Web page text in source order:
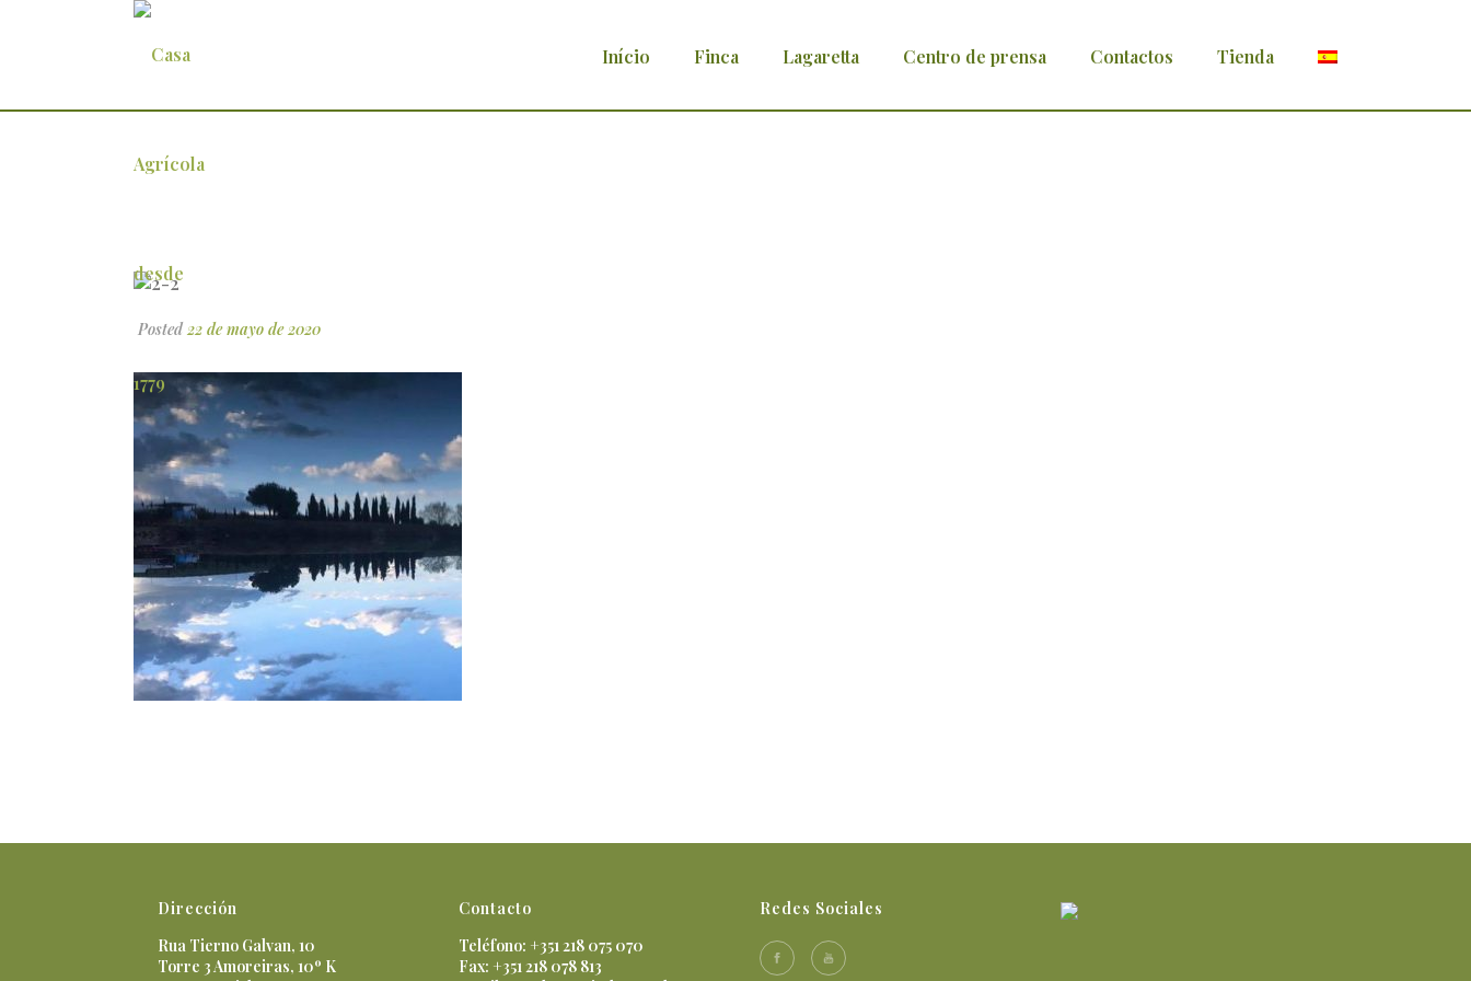
Início Finca Lagaretta Centro de prensa Contactos Tienda
2-2
Posted 22 de mayo de 2020
Dirección
Rua Tierno Galvan, 10
Torre 3 Amoreiras, 10º K
Contacto
Teléfono: +351 218 075 070
Fax: +351 218 078 813
Redes Sociales